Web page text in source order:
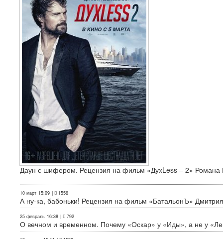
Даун с шифером. Рецензия на фильм «ДухLess – 2» Романа
10 март 15:09 | 1556
А ну-ка, бабоньки! Рецензия на фильм «БатальонЪ»
25 февраль 16:38 | 792
О вечном и временном. Почему «Оскар» у «Иды», а не у